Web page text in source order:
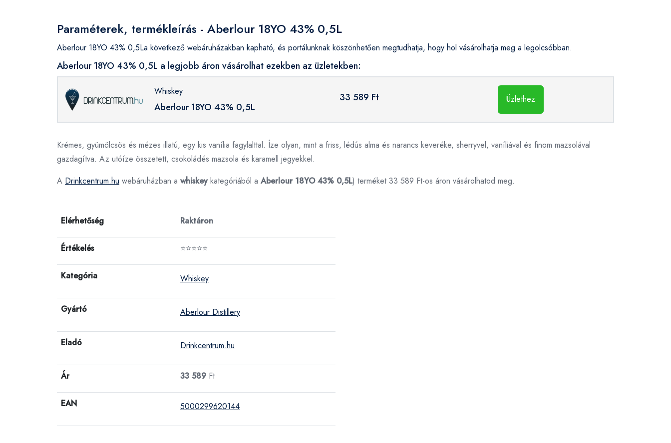
Paraméterek, termékleírás - Aberlour 18YO 43% 0,5L
Aberlour 18YO 43% 0,5La következő webáruházakban kapható, és portálunknak köszönhetően megtudhatja, hogy hol vásárolhatja meg a legolcsóbban.
Aberlour 18YO 43% 0,5L a legjobb áron vásárolhat ezekben az üzletekben:
Whiskey
Aberlour 18YO 43% 0,5L
33 589 Ft Üzlethez
Krémes, gyümölcsös és mézes illatú, egy kis vanília fagylalttal. Íze olyan, mint a friss, lédús alma és narancs keveréke, sherryvel, vaníliával és finom mazsolával
gazdagítva. Az utóíze összetett, csokoládés mazsola és karamell jegyekkel.
A Drinkcentrum.hu webáruházban a whiskeykategóriából a Aberlour 18YO 43% 0,5L) terméket 33 589 Ft-os áron vásárolhatod meg.
Elérhetőség Raktáron
Értékelés ⭐⭐⭐⭐⭐
Kategória Whiskey
Gyártó Aberlour Distillery
Eladó Drinkcentrum.hu
Ár 33 589 Ft
EAN 5000299620144